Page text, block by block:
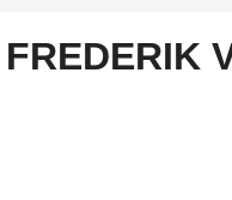
FREDERIK